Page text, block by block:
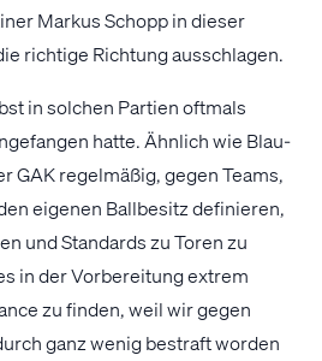
Markus Schopp in dieser
richtige Richtung ausschlagen.
in solchen Partien oftmals
hatte. Ähnlich wie Blau-
GAK regelmäßig, gegen Teams,
eigenen Ballbesitz definieren,
und Standards zu Toren zu
in der Vorbereitung extrem
zu finden, weil wir gegen
ganz wenig bestraft worden